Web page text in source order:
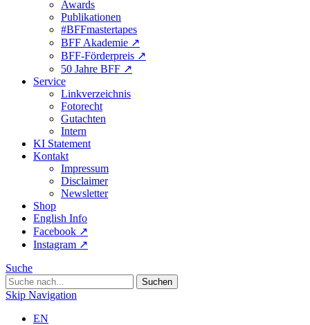
Awards
Publikationen
#BFFmastertapes
BFF Akademie ↗︎
BFF-Förderpreis ↗︎
50 Jahre BFF ↗︎
Service
Linkverzeichnis
Fotorecht
Gutachten
Intern
KI Statement
Kontakt
Impressum
Disclaimer
Newsletter
Shop
English Info
Facebook ↗︎
Instagram ↗︎
Suche
Skip Navigation
EN